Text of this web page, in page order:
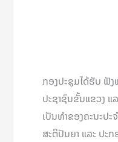
ກອງປະຊຸມໄດ້ຮັບ ຟັງ
ປະຊາຊົນຂັ້ນແຂວງ ແ
ເປັນທໍາຂອງຄະນະປ
ສະຕິປັນຍາ ແລະ ປະ